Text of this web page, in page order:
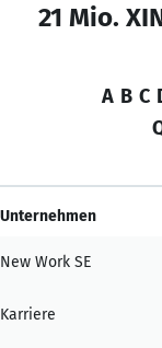
21 Mio.
A B C
Unternehmen
New Work SE
Karriere